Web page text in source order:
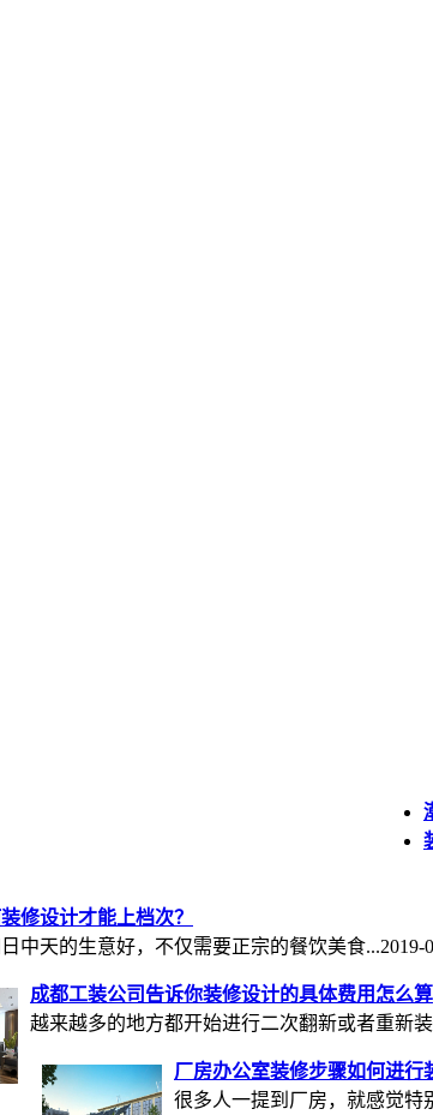
修设计才能上档次？
中天的生意好，不仅需要正宗的餐饮美食...2019-
成都工装公司告诉你装修设计的具体费用怎么算
越来越多的地方都开始进行二次翻新或者重新
厂房办公室装修步骤如何进行
很多人一提到厂房，就感觉特